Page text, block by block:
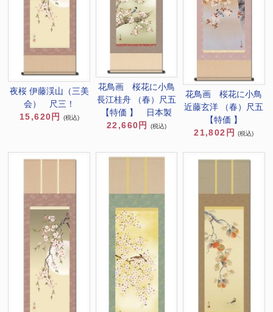
夜桜 伊藤渓山（三美
会） 尺三！
15,620円
(税込)
花鳥画 桜花に小鳥
長江桂舟 （春）尺五
【特価 】 日本製
22,660円
(税込)
花鳥画 桜花に小鳥
近藤玄洋 （春）尺五
【特価 】
21,802円
(税込)